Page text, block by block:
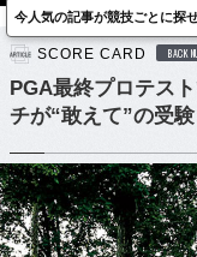
ゴルフ 男子ゴルフ
SCORE CARD BACK
PGA最終プロテス
チが“敢えて”の受験
今人気の記事が競技ごとに探